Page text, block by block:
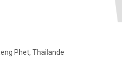
Phet, Thailande